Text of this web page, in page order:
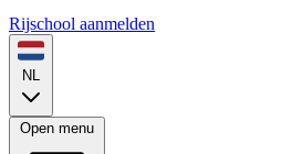
Rijschool aanmelden
NL
Open menu